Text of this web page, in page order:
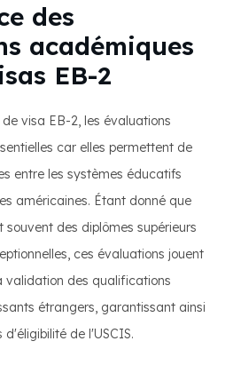
des
académiques
EB-2
visa EB-2, les évaluations
car elles permettent de
entre les systèmes éducatifs
américaines. Étant donné que
souvent des diplômes supérieurs
ces évaluations jouent
validation des qualifications
étrangers, garantissant ainsi
de l'USCIS.